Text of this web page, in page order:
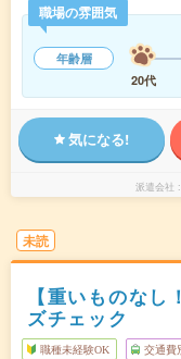
職場の雰囲気
年齢層
20代
気になる!
派遣会社
未読
【重いものな
ズチェック
職種未経験OK 交通費